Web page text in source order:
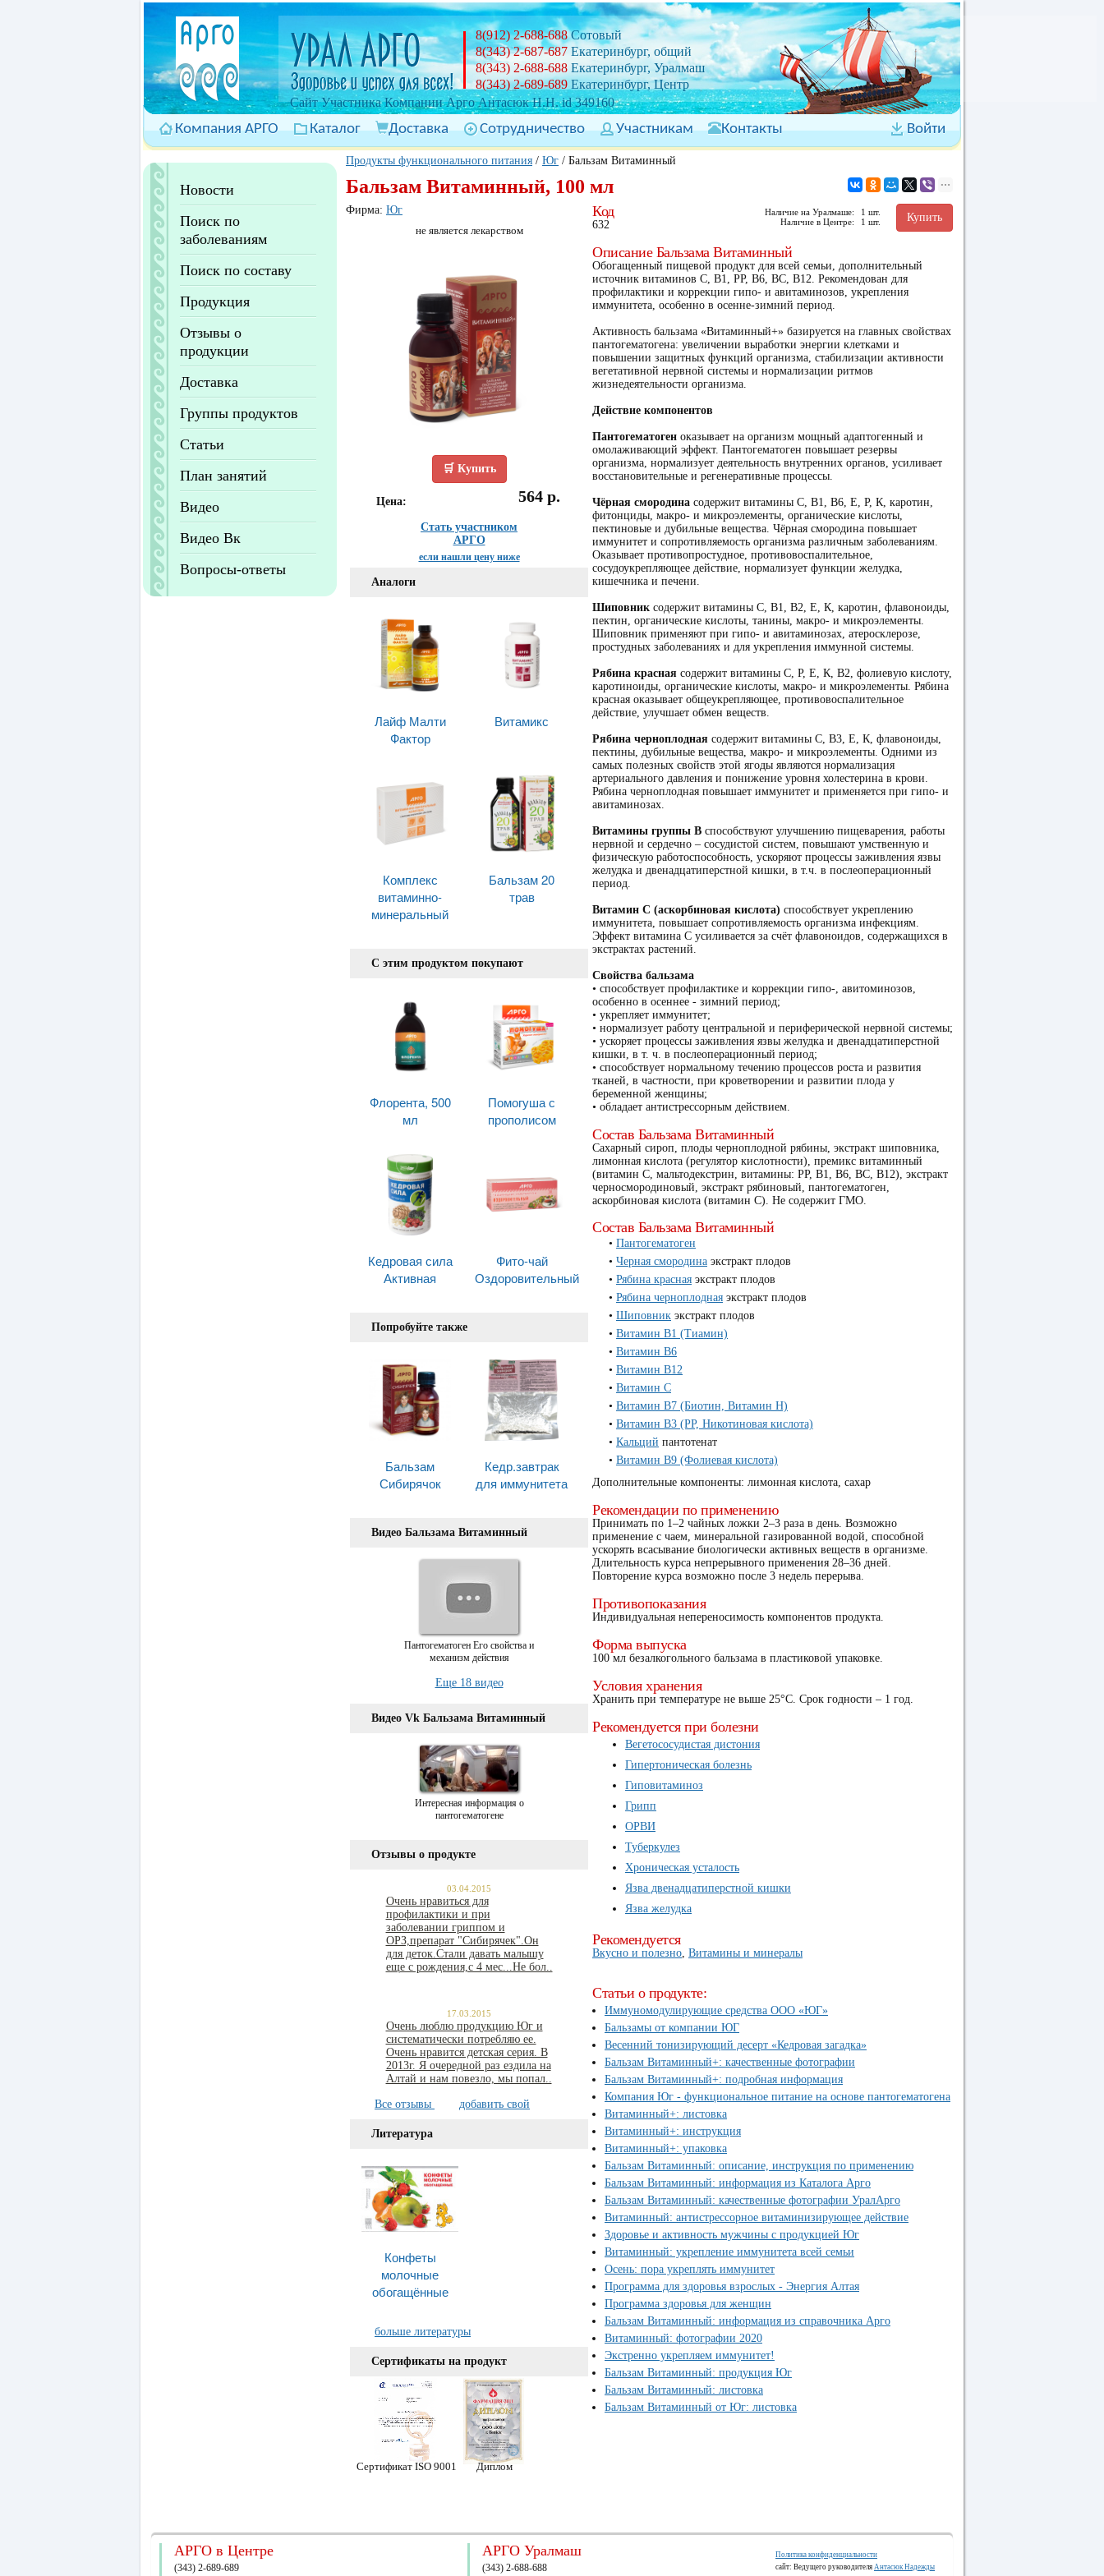
Cайт Участника Компании Арго Антасюк Н.Н. id 349160
8(912) 2-688-688Сотовый
8(343) 2-687-687 Екатеринбург, общий
8(343) 2-688-688 Екатеринбург, Уралмаш
8(343) 2-689-689 Екатеринбург, Центр
Компания АРГО Каталог Доставка Сотрудничество Участникам Контакты Войти
Новости
Поиск по
заболеваниям
Поиск по составу
Продукция
Отзывы о
продукции
Доставка
Группы продуктов
Статьи
План занятий
Видео
Видео Вк
Вопросы-ответы
Продукты функционального питания / Юг / Бальзам Витаминный
Бальзам Витаминный, 100 мл
Фирма: Юг
не является лекарством
🛒 Купить
Цена: 564 р.
Стать участником
АРГО
если нашли цену ниже
Аналоги
Лайф Малти
Фактор
Витамикс
Комплекс
витаминно-
минеральный
Бальзам 20
трав
С этим продуктом покупают
Флорента, 500
мл
Помогуша с
прополисом
Кедровая сила
Активная
Фито-чай
Оздоровительный
Попробуйте также
Бальзам
Сибирячок
Кедр.завтрак
для иммунитета
Видео Бальзама Витаминный
Пантогематоген Его свойства и
механизм действия
Еще 18 видео
Видео Vk Бальзама Витаминный
Интересная информация о
пантогематогене
Отзывы о продукте
03.04.2015
Очень нравиться для
профилактики и при
заболевании гриппом и
ОРЗ,препарат "Сибирячек".Он
для деток.Стали давать малышу
еще с рождения,с 4 мес...Не бол..
17.03.2015
Очень люблю продукцию Юг и
систематически потребляю ее.
Очень нравится детская серия. В
2013г. Я очередной раз ездила на
Алтай и нам повезло, мы попал..
Все отзывы добавить свой
Литература
Конфеты
молочные
обогащённые
больше литературы
Сертификаты на продукт
Сертификат ISO 9001 Диплом
Наличие на Уралмаше:
1 шт.
Наличие в Центре:
1 шт. Купить
Код
632
Описание Бальзама Витаминный
Обогащенный пищевой продукт для всей семьи, дополнительный
источник витаминов С, В1, РР, В6, ВС, В12. Рекомендован для
профилактики и коррекции гипо- и авитаминозов, укрепления
иммунитета, особенно в осенне-зимний период.
Активность бальзама «Витаминный+» базируется на главных свойствах
пантогематогена: увеличении выработки энергии клетками и
повышении защитных функций организма, стабилизации активности
вегетативной нервной системы и нормализации ритмов
жизнедеятельности организма.
Действие компонентов
Пантогематоген оказывает на организм мощный адаптогенный и
омолаживающий эффект. Пантогематоген повышает резервы
организма, нормализует деятельность внутренних органов, усиливает
восстановительные и регенеративные процессы.
Чёрная смородина содержит витамины С, В1, В6, Е, Р, К, каротин,
фитонциды, макро- и микроэлементы, органические кислоты,
пектиновые и дубильные вещества. Чёрная смородина повышает
иммунитет и сопротивляемость организма различным заболеваниям.
Оказывает противопростудное, противовоспалительное,
сосудоукрепляющее действие, нормализует функции желудка,
кишечника и печени.
Шиповник содержит витамины С, В1, В2, Е, К, каротин, флавоноиды,
пектин, органические кислоты, танины, макро- и микроэлементы.
Шиповник применяют при гипо- и авитаминозах, атеросклерозе,
простудных заболеваниях и для укрепления иммунной системы.
Рябина красная содержит витамины С, Р, Е, К, В2, фолиевую кислоту,
каротиноиды, органические кислоты, макро- и микроэлементы. Рябина
красная оказывает общеукрепляющее, противовоспалительное
действие, улучшает обмен веществ.
Рябина черноплодная содержит витамины С, В3, Е, К, флавоноиды,
пектины, дубильные вещества, макро- и микроэлементы. Одними из
самых полезных свойств этой ягоды являются нормализация
артериального давления и понижение уровня холестерина в крови.
Рябина черноплодная повышает иммунитет и применяется при гипо- и
авитаминозах.
Витамины группы В способствуют улучшению пищеварения, работы
нервной и сердечно – сосудистой систем, повышают умственную и
физическую работоспособность, ускоряют процессы заживления язвы
желудка и двенадцатиперстной кишки, в т.ч. в послеоперационный
период.
Витамин С (аскорбиновая кислота) способствует укреплению
иммунитета, повышает сопротивляемость организма инфекциям.
Эффект витамина С усиливается за счёт флавоноидов, содержащихся в
экстрактах растений.
Свойства бальзама
• способствует профилактике и коррекции гипо-, авитоминозов,
особенно в осеннее - зимний период;
• укрепляет иммунитет;
• нормализует работу центральной и периферической нервной системы;
• ускоряет процессы заживления язвы желудка и двенадцатиперстной
кишки, в т. ч. в послеоперационный период;
• способствует нормальному течению процессов роста и развития
тканей, в частности, при кроветворении и развитии плода у
беременной женщины;
• обладает антистрессорным действием.
Состав Бальзама Витаминный
Сахарный сироп, плоды черноплодной рябины, экстракт шиповника,
лимонная кислота (регулятор кислотности), премикс витаминный
(витамин С, мальтодекстрин, витамины: РР, В1, В6, ВС, В12), экстракт
черносмородиновый, экстракт рябиновый, пантогематоген,
аскорбиновая кислота (витамин С). Не содержит ГМО.
Состав Бальзама Витаминный
Пантогематоген
Черная смородина экстракт плодов
Рябина красная экстракт плодов
Рябина черноплодная экстракт плодов
Шиповник экстракт плодов
Витамин B1 (Тиамин)
Витамин B6
Витамин B12
Витамин C
Витамин B7 (Биотин, Витамин H)
Витамин B3 (PP, Никотиновая кислота)
Кальций пантотенат
Витамин B9 (Фолиевая кислота)
Дополнительные компоненты: лимонная кислота, сахар
Рекомендации по применению
Принимать по 1–2 чайных ложки 2–3 раза в день. Возможно
применение с чаем, минеральной газированной водой, способной
ускорять всасывание биологически активных веществ в организме.
Длительность курса непрерывного применения 28–36 дней.
Повторение курса возможно после 3 недель перерыва.
Противопоказания
Индивидуальная непереносимость компонентов продукта.
Форма выпуска
100 мл безалкогольного бальзама в пластиковой упаковке.
Условия хранения
Хранить при температуре не выше 25°C. Срок годности – 1 год.
Рекомендуется при болезни
Вегетососудистая дистония
Гипертоническая болезнь
Гиповитаминоз
Грипп
ОРВИ
Туберкулез
Хроническая усталость
Язва двенадцатиперстной кишки
Язва желудка
Рекомендуется
Вкусно и полезно, Витамины и минералы
Статьи о продукте:
Иммуномодулирующие средства ООО «ЮГ»
Бальзамы от компании ЮГ
Весенний тонизирующий десерт «Кедровая загадка»
Бальзам Витаминный+: качественные фотографии
Бальзам Витаминный+: подробная информация
Компания Юг - функциональное питание на основе пантогематогена
Витаминный+: листовка
Витаминный+: инструкция
Витаминный+: упаковка
Бальзам Витаминный: описание, инструкция по применению
Бальзам Витаминный: информация из Каталога Арго
Бальзам Витаминный: качественные фотографии УралАрго
Витаминный: антистрессорное витаминизирующее действие
Здоровье и активность мужчины с продукцией Юг
Витаминный: укрепление иммунитета всей семьи
Осень: пора укреплять иммунитет
Программа для здоровья взрослых - Энергия Алтая
Программа здоровья для женщин
Бальзам Витаминный: информация из справочника Арго
Витаминный: фотографии 2020
Экстренно укрепляем иммунитет!
Бальзам Витаминный: продукция Юг
Бальзам Витаминный: листовка
Бальзам Витаминный от Юг: листовка
АРГО в Центре
(343) 2-689-689
АРГО Уралмаш
(343) 2-688-688
Политика конфиденциальности
сайт: Ведущего руководителя Антасюк Надежды